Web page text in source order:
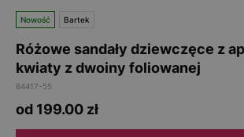
Nowość Bartek
Różowe sandały dziewczęce z
kwiaty z dwoiny foliowanej
84417-55
od 199.00 zł